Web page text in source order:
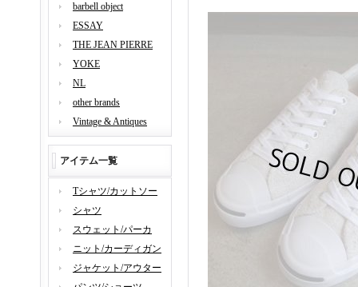
barbell object
ESSAY
THE JEAN PIERRE
YOKE
NL
other brands
Vintage & Antiques
アイテム一覧
Tシャツ/カットソー
シャツ
スウェット/パーカ
ニット/カーディガン
ジャケット/アウター